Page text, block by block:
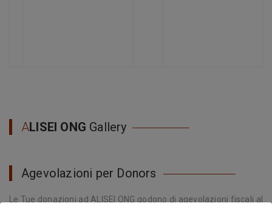
ALISEI ONG Gallery
Agevolazioni per Donors
Le Tue donazioni ad ALISEI ONG godono di agevolazioni fiscali al